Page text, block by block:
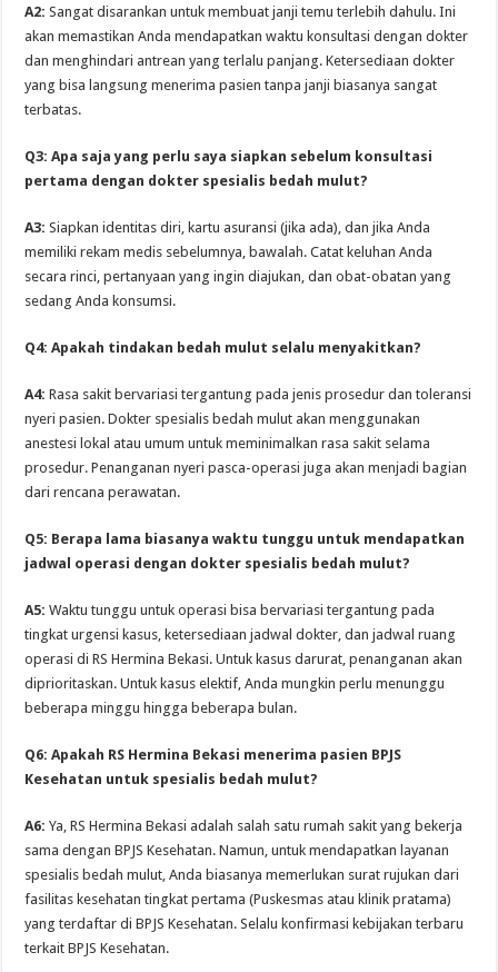
A2: Sangat disarankan untuk membuat janji temu terlebih dahulu. Ini
akan memastikan Anda mendapatkan waktu konsultasi dengan dokter
dan menghindari antrean yang terlalu panjang. Ketersediaan dokter
yang bisa langsung menerima pasien tanpa janji biasanya sangat
terbatas.
Q3: Apa saja yang perlu saya siapkan sebelum konsultasi
pertama dengan dokter spesialis bedah mulut?
A3: Siapkan identitas diri, kartu asuransi (jika ada), dan jika Anda
memiliki rekam medis sebelumnya, bawalah. Catat keluhan Anda
secara rinci, pertanyaan yang ingin diajukan, dan obat-obatan yang
sedang Anda konsumsi.
Q4: Apakah tindakan bedah mulut selalu menyakitkan?
A4: Rasa sakit bervariasi tergantung pada jenis prosedur dan toleransi
nyeri pasien. Dokter spesialis bedah mulut akan menggunakan
anestesi lokal atau umum untuk meminimalkan rasa sakit selama
prosedur. Penanganan nyeri pasca-operasi juga akan menjadi bagian
dari rencana perawatan.
Q5: Berapa lama biasanya waktu tunggu untuk mendapatkan
jadwal operasi dengan dokter spesialis bedah mulut?
A5: Waktu tunggu untuk operasi bisa bervariasi tergantung pada
tingkat urgensi kasus, ketersediaan jadwal dokter, dan jadwal ruang
operasi di RS Hermina Bekasi. Untuk kasus darurat, penanganan akan
diprioritaskan. Untuk kasus elektif, Anda mungkin perlu menunggu
beberapa minggu hingga beberapa bulan.
Q6: Apakah RS Hermina Bekasi menerima pasien BPJS
Kesehatan untuk spesialis bedah mulut?
A6: Ya, RS Hermina Bekasi adalah salah satu rumah sakit yang bekerja
sama dengan BPJS Kesehatan. Namun, untuk mendapatkan layanan
spesialis bedah mulut, Anda biasanya memerlukan surat rujukan dari
fasilitas kesehatan tingkat pertama (Puskesmas atau klinik pratama)
yang terdaftar di BPJS Kesehatan. Selalu konfirmasi kebijakan terbaru
terkait BPJS Kesehatan.